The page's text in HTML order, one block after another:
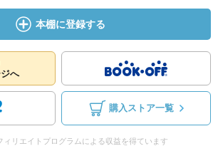
本棚に登録する
へ
購入ストア一覧
ィリエイトプログラムによる収益を得ています